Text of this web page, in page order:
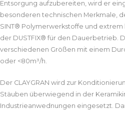
Entsorgung aufzubereiten, wird er
besonderen technischen Merkmale,
SINT® Polymerwerkstoffe und
der DUSTFIX® für den Dauerbetrieb.
verschiedenen Größen mit einem
oder <80m³/h.
Der CLAYGRAN wird zur
Stäuben überwiegend in der
Industrieanwednungen eingesetzt.